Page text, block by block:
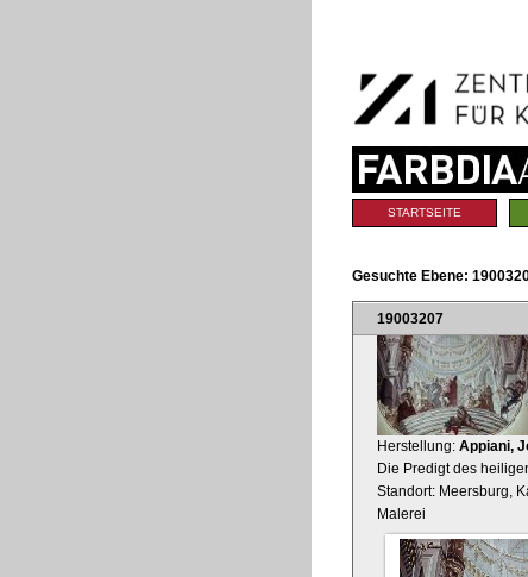
Navigation
Sektionen
STARTSEITE
Gesuchte Ebene:
19003207
Herstellung: Appiani,
Die Predigt des
Standort: Meersburg,
Malerei